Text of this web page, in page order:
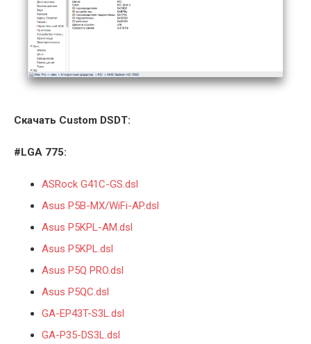
Скачать Custom DSDT:
#LGA 775:
ASRock G41C-GS.dsl
Asus P5B-MX/WiFi-AP.dsl
Asus P5KPL-AM.dsl
Asus P5KPL.dsl
Asus P5Q PRO.dsl
Asus P5QC.dsl
GA-EP43T-S3L.dsl
GA-P35-DS3L.dsl